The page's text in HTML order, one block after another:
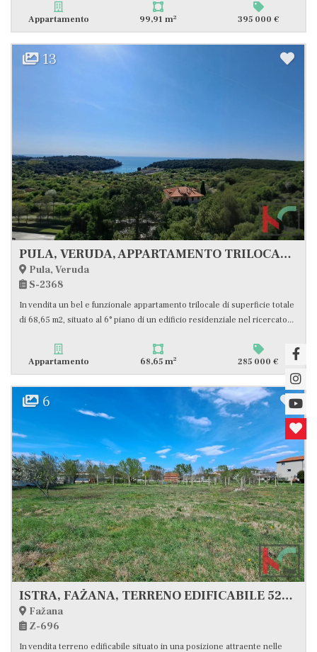
Appartamento 99,91 m2 395 000 €
13
PULA, VERUDA, APPARTAMENTO TRILOCALE CON VISTA MARE #VENDITA
Pula, Veruda
S-2368
In vendita un bel e funzionale appartamento trilocale di superficie totale
di 68,65 m2, situato al 6° piano di un edificio residenziale nel ricercato...
Appartamento 68,65 m2 285 000 €
6
ISTRA, FAŽANA, TERRENO EDIFICABILE 524M2 #VENDITA
Fažana
Z-696
In vendita terreno edificabile situato in una posizione attraente nelle